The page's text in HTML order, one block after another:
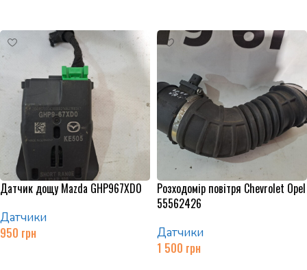
Датчик дощу Mazda GHP967XD0
Датчики
950 грн
Розходомір повітря Chevrolet Opel
55562426
Датчики
1 500 грн